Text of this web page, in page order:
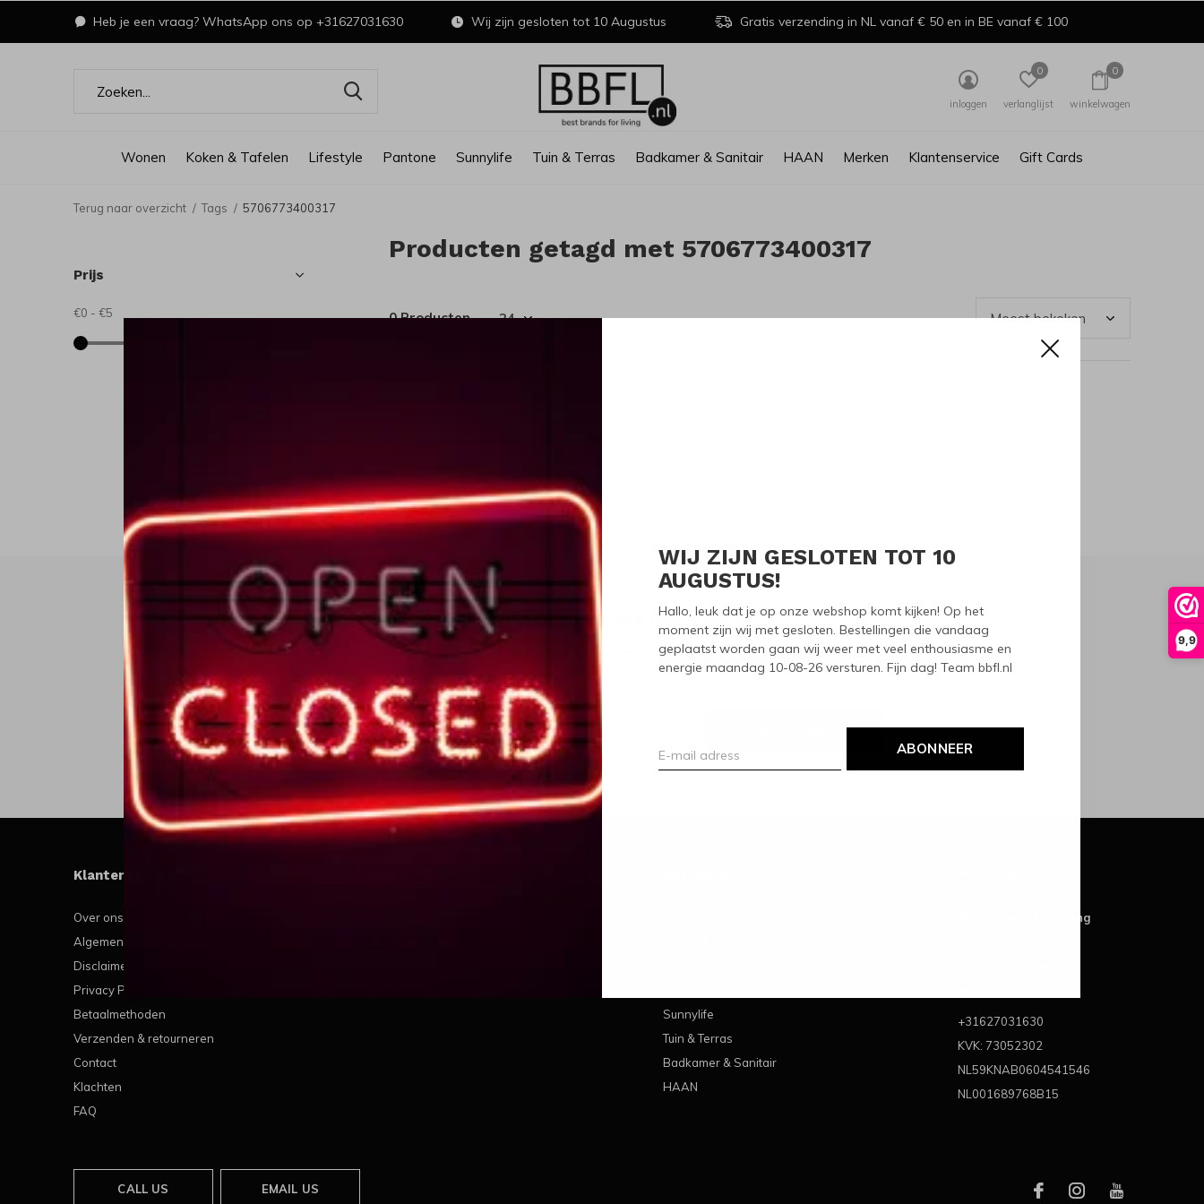
9,9
WIJ ZIJN GESLOTEN TOT 10
AUGUSTUS!
Hallo, leuk dat je op onze webshop komt kijken! Op het
moment zijn wij met gesloten. Bestellingen die vandaag
geplaatst worden gaan wij weer met veel enthousiasme en
energie maandag 10-08-26 versturen. Fijn dag! Team bbfl.nl
ABONNEER
Wonen Koken & Tafelen Lifestyle Pantone Sunnylife Tuin & Terras Badkamer & Sanitair HAAN Merken Klantenservice Gift Cards
inloggen verlanglijst
0
winkelwagen
0
Heb je een vraag? WhatsApp ons op +31627031630 Wij zijn gesloten tot 10 Augustus Gratis verzending in NL vanaf € 50 en in BE vanaf € 100
Terug naar overzicht Tags 5706773400317
Producten getagd met 5706773400317
0 Producten
Prijs
€0 - €5
Meld je aan voor onze nieuwsbrief
Ontvang de nieuwste aanbiedingen en promoties
Klantenservice
Over ons
Algemene voorwaarden
Disclaimer
Privacy Policy
Betaalmethoden
Verzenden & retourneren
Contact
Klachten
FAQ
Sunnylife
Tuin & Terras
Badkamer & Sanitair
HAAN
Best Brands For Living
+31627031630
KVK: 73052302
NL59KNAB0604541546
NL001689768B15
CALL US EMAIL US